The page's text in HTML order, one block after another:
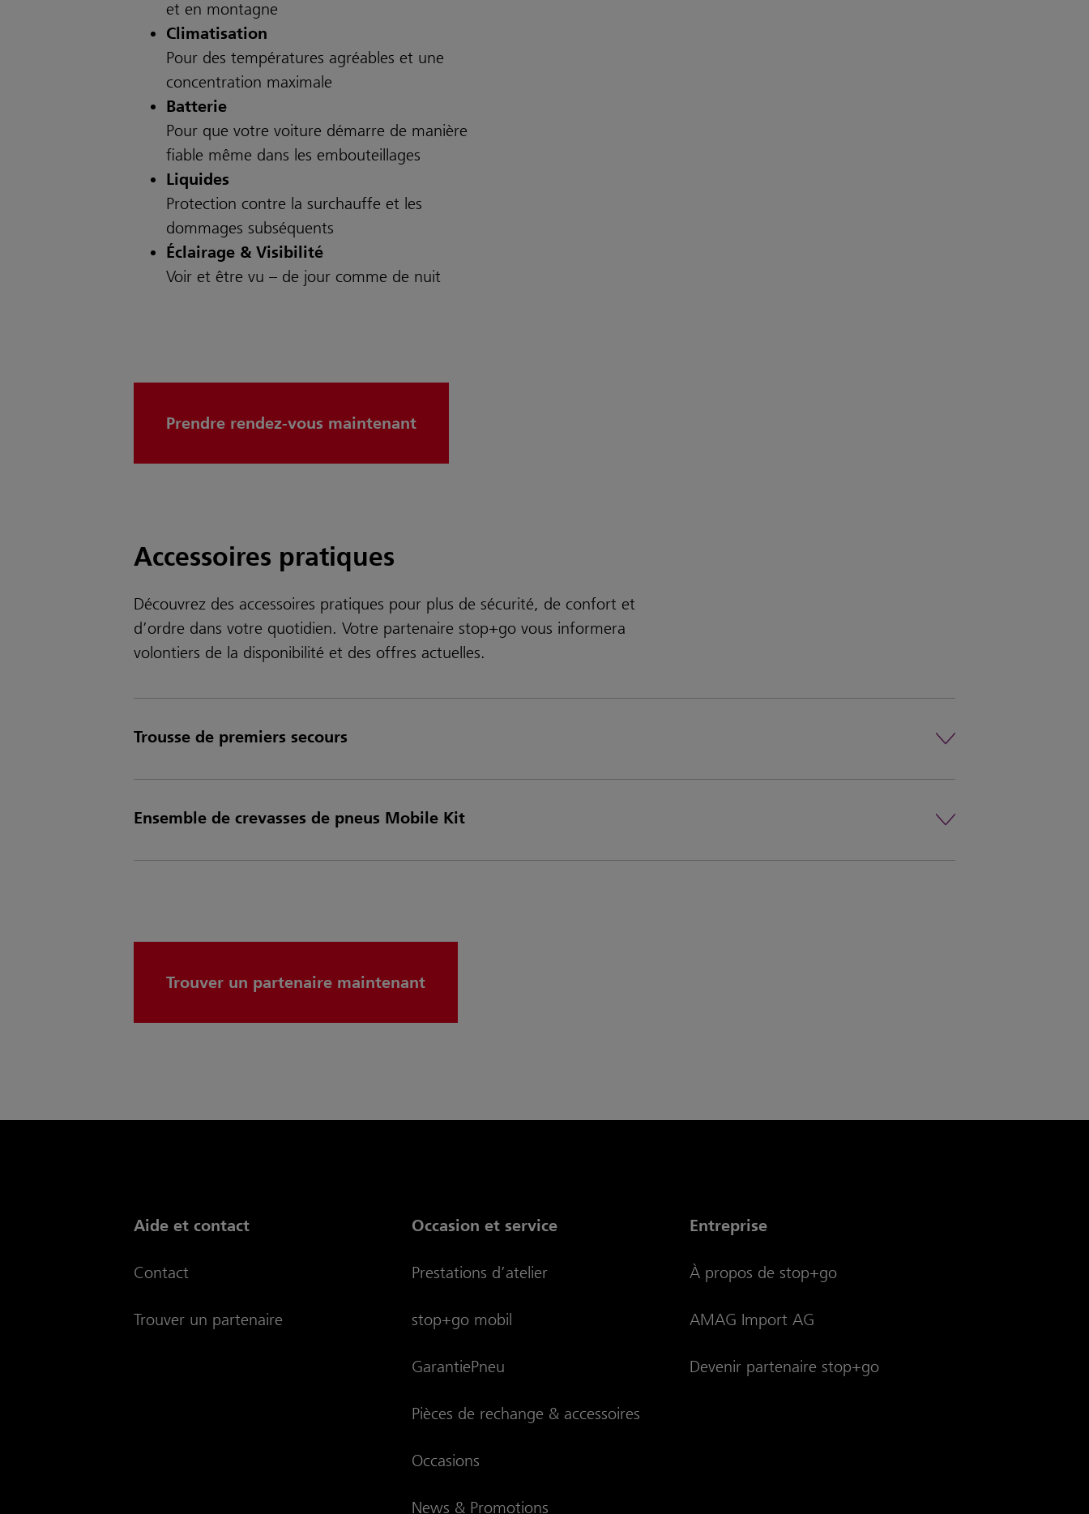
et en montagne
Climatisation
Pour des températures agréables et une
concentration maximale
Batterie
Pour que votre voiture démarre de manière
fiable même dans les embouteillages
Liquides
Protection contre la surchauffe et les
dommages subséquents
Éclairage & Visibilité
Voir et être vu – de jour comme de nuit
Prendre rendez-vous maintenant
Accessoires pratiques
Découvrez des accessoires pratiques pour plus de sécurité, de confort et
d’ordre dans votre quotidien. Votre partenaire stop+go vous informera
volontiers de la disponibilité et des offres actuelles.
Trousse de premiers secours
Ensemble de crevasses de pneus Mobile Kit
Trouver un partenaire maintenant
Aide et contact
Contact
Trouver un partenaire
Occasion et service
Prestations d’atelier
stop+go mobil
GarantiePneu
Pièces de rechange & accessoires
Occasions
News & Promotions
Entreprise
À propos de stop+go
AMAG Import AG
Devenir partenaire stop+go